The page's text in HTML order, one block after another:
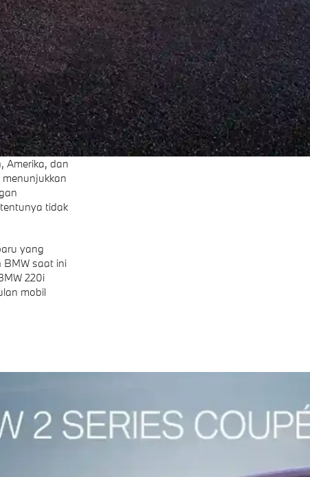
Amerika, dan
tidak
yang
saat ini
220i
mobil